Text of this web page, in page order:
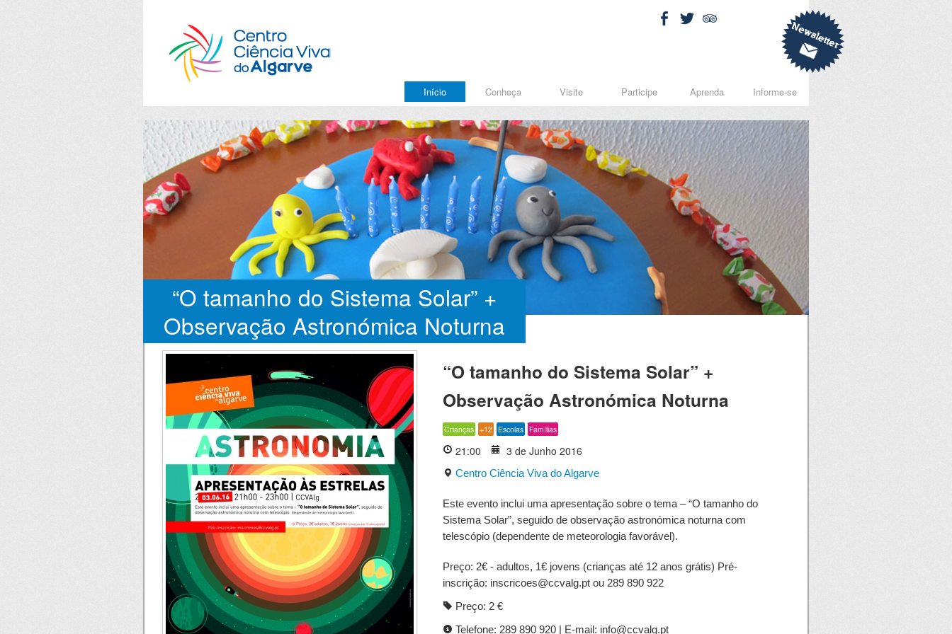
Início Conheça Visite Participe Aprenda Informe-se
“O tamanho do Sistema Solar” +
Observação Astronómica Noturna
“O tamanho do Sistema Solar” +
Observação Astronómica Noturna
Crianças +12 Escolas Famílias
21:00 3 de Junho 2016
Centro Ciência Viva do Algarve
Este evento inclui uma apresentação sobre o tema – “O tamanho do
Sistema Solar”, seguido de observação astronómica noturna com
telescópio (dependente de meteorologia favorável).
Preço: 2€ - adultos, 1€ jovens (crianças até 12 anos grátis) Pré-
inscrição: inscricoes@ccvalg.pt ou 289 890 922
Preço: 2 €
Telefone: 289 890 920 | E-mail: info@ccvalg.pt